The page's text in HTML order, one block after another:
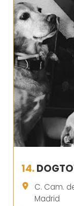
14.
C. Cam.
Madrid